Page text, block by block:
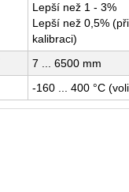
Lepší než 1 - 3%
Lepší než 0,5%
kalibraci)
7 ... 6500 mm
-160 ... 400 °C